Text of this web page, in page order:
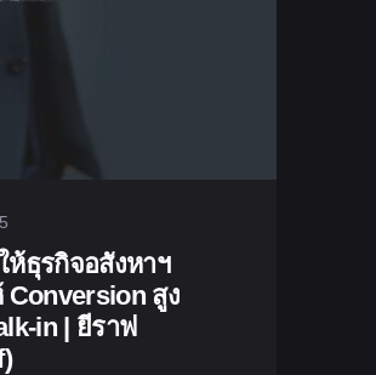
ห้ธุรกิจอสังหาฯ
Conversion สูง
in | ยีราฟ